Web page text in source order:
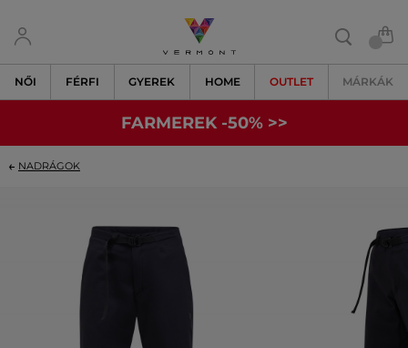
NŐI FÉRFI GYEREK HOME OUTLET MÁRKÁK
FARMEREK -50% >>
NADRÁGOK